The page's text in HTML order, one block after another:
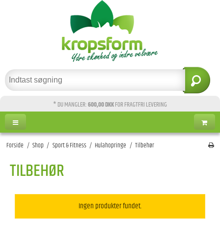
* DU MANGLER:600,00 DKKFOR FRAGTFRI LEVERING
Forside / Shop / Sport & Fitness / Hulahopringe / Tilbehør
TILBEHØR
Ingen produkter fundet.